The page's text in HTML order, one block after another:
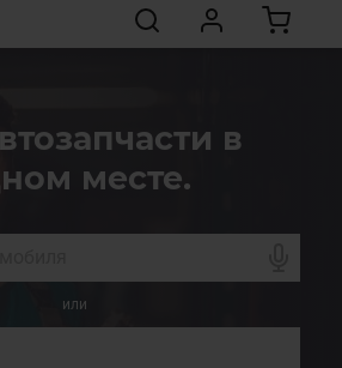
в
месте.
или